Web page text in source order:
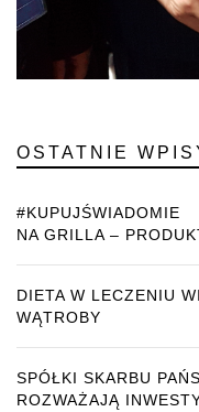
OSTATNIE
#KUPUJŚWIADOMIE
NA GRILLA –
DIETA W LECZENIU
WĄTROBY
SPÓŁKI SKARBU
ROZWAŻAJĄ